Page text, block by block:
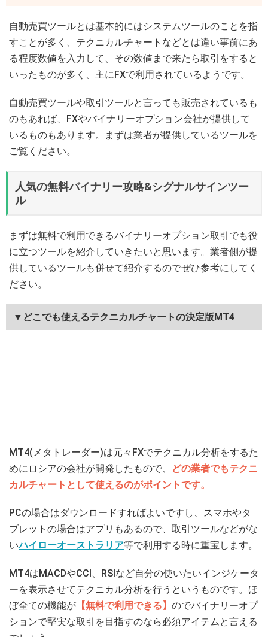
自動売買ツールとは基本的にはシステムツールのことを指
すことが多く、テクニカルチャートなどとは違い事前にあ
る程度数値を入力して、その数値まで来たら取引をすると
いったものが多く、主にFXで利用されているようです。
自動売買ツールや取引ツールと言っても販売されているも
のもあれば、FXやバイナリーオプション会社が提供して
いるものもあります。まずは業者が提供しているツールを
ご覧ください。
人気の無料バイナリー攻略&シグナルサインツー
ル
まずは無料で利用できるバイナリーオプション取引でも役
に立つツールを紹介していきたいと思います。業者側が提
供しているツールも併せて紹介するのでぜひ参考にしてく
ださい。
▼どこでも使えるテクニカルチャートの決定版MT4
MT4(メタトレーダー)は元々FXでテクニカル分析をするた
めにロシアの会社が開発したもので、
どの業者でもテクニ
カルチャートとして使えるのがポイントです。
PCの場合はダウンロードすればよいですし、スマホやタ
ブレットの場合はアプリもあるので、取引ツールなどがな
いハイローオーストラリア等で利用する時に重宝します。
MT4はMACDやCCI、RSIなど自分の使いたいインジケータ
ーを表示させてテクニカル分析を行うというものです。ほ
ぼ全ての機能が 【無料で利用できる】 のでバイナリーオプ
ションで堅実な取引を目指すのなら必須アイテムと言える